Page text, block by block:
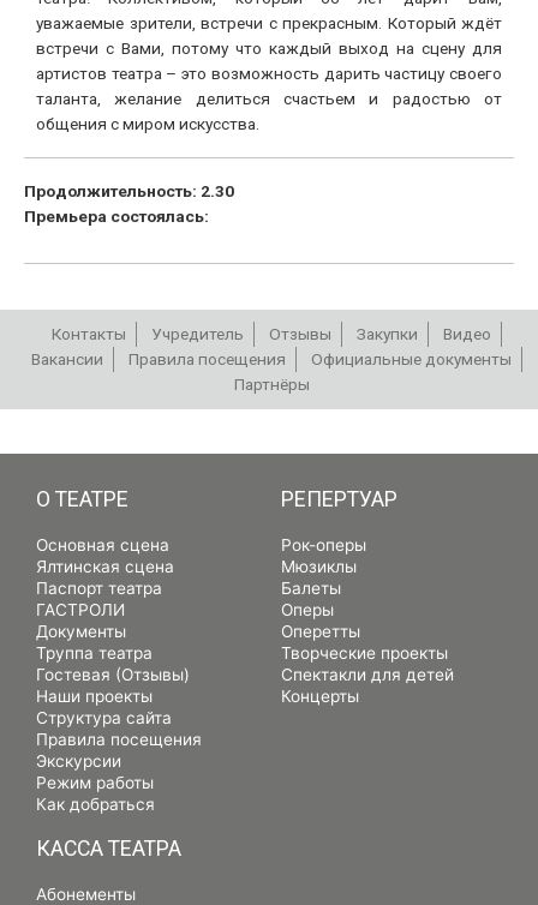
уважаемые зрители, встречи с прекрасным. Который ждёт
встречи с Вами, потому что каждый выход на сцену для
артистов театра – это возможность дарить частицу своего
таланта, желание делиться счастьем и радостью от
общения с миром искусства.
Продолжительность: 2.30
Премьера состоялась:
Контакты Учредитель Отзывы Закупки
Видео
Вакансии
Правила посещения
Официальные документы
Партнёры
О ТЕАТРЕ
Основная сцена
Ялтинская сцена
Паспорт театра
ГАСТРОЛИ
Документы
Труппа театра
Гостевая (Отзывы)
Наши проекты
Структура сайта
Правила посещения
Экскурсии
Режим работы
Как добраться
РЕПЕРТУАР
Рок-оперы
Мюзиклы
Балеты
Оперы
Оперетты
Творческие проекты
Спектакли для детей
Концерты
КАССА ТЕАТРА
Абонементы